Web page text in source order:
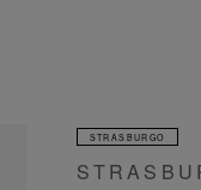
STRASBURGO